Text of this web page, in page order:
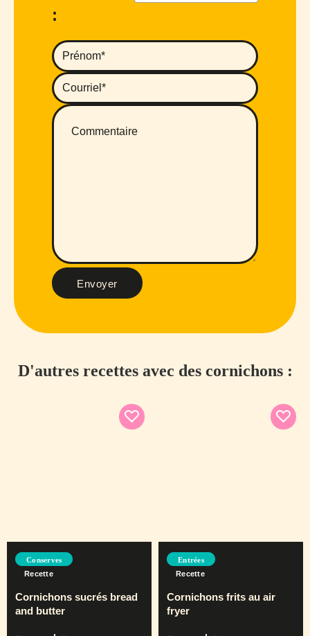
:
Envoyer
D'autres recettes avec des cornichons :
Conserves
Recette
Cornichons sucrés bread
and butter
Entrées
Recette
Cornichons frits au air
fryer